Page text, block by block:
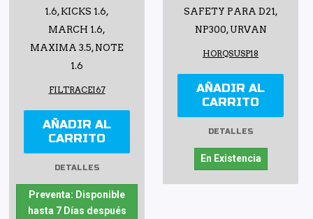
1.6, KICKS 1.6,
MARCH 1.6,
MAXIMA 3.5, NOTE
1.6
FILTRACEI67
AÑADIR AL
CARRITO
DETALLES
Preventa: Disponible
hasta 7 Días después
SAFETY PARA D21,
NP300, URVAN
HORQSUSP18
AÑADIR AL
CARRITO
DETALLES
En Existencia